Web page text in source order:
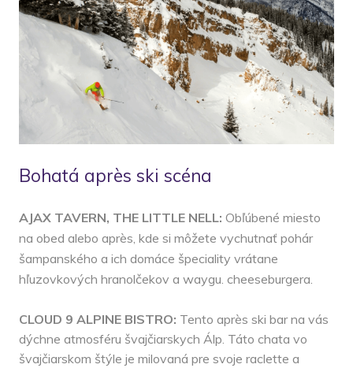
Bohatá après ski scéna
AJAX TAVERN, THE LITTLE NELL: Obľúbené miesto
na obed alebo après, kde si môžete vychutnať pohár
šampanského a ich domáce špeciality vrátane
hľuzovkových hranolčekov a waygu. cheeseburgera.
CLOUD 9 ALPINE BISTRO: Tento après ski bar na vás
dýchne atmosféru švajčiarskych Álp. Táto chata vo
švajčiarskom štýle je milovaná pre svoje raclette a